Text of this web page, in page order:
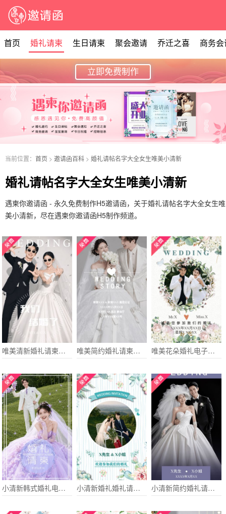
首页 婚礼请柬 生日请柬 聚会邀请 乔迁之喜 商务会
立即免费制作
当前位置： 首页 > 邀请函百科 > 婚礼请帖名字大全女生唯美小清新
婚礼请帖名字大全女生唯美小清新
遇柬你邀请函 - 永久免费制作H5邀请函，关于婚礼请帖名字大全女生唯
美小清新，尽在遇柬你邀请函H5制作频道。
唯美清新婚礼请柬电子请柬个性 唯美简约婚礼请柬请帖 唯美花朵婚礼电子请柬结婚请帖
小清新韩式婚礼电子请柬 小清新婚礼婚礼请柬电子请柬 小清新简约婚礼请柬电子请柬